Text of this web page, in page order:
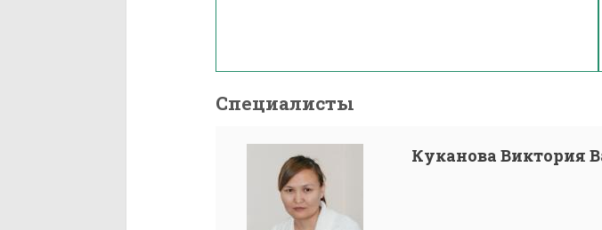
Специалисты
Куканова Виктория